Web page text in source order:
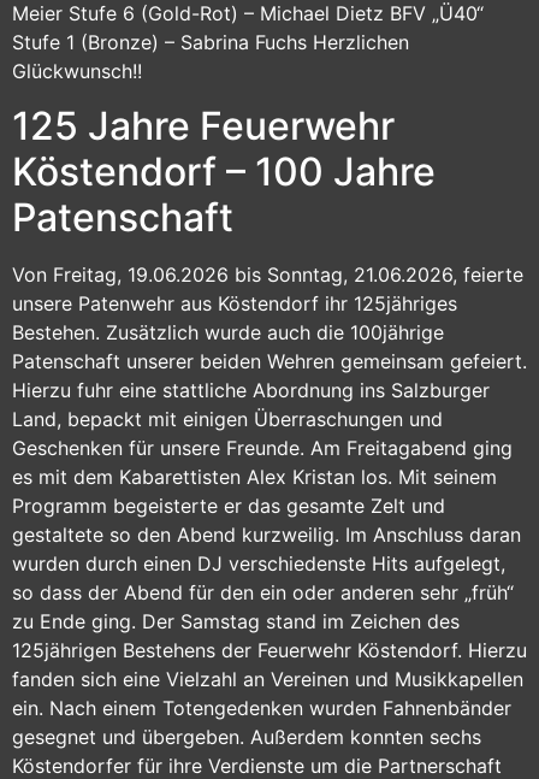
Meier Stufe 6 (Gold-Rot) – Michael Dietz BFV „Ü40“
Stufe 1 (Bronze) – Sabrina Fuchs Herzlichen
Glückwunsch!!
125 Jahre Feuerwehr
Köstendorf – 100 Jahre
Patenschaft
Von Freitag, 19.06.2026 bis Sonntag, 21.06.2026, feierte
unsere Patenwehr aus Köstendorf ihr 125jähriges
Bestehen. Zusätzlich wurde auch die 100jährige
Patenschaft unserer beiden Wehren gemeinsam gefeiert.
Hierzu fuhr eine stattliche Abordnung ins Salzburger
Land, bepackt mit einigen Überraschungen und
Geschenken für unsere Freunde. Am Freitagabend ging
es mit dem Kabarettisten Alex Kristan los. Mit seinem
Programm begeisterte er das gesamte Zelt und
gestaltete so den Abend kurzweilig. Im Anschluss daran
wurden durch einen DJ verschiedenste Hits aufgelegt,
so dass der Abend für den ein oder anderen sehr „früh“
zu Ende ging. Der Samstag stand im Zeichen des
125jährigen Bestehens der Feuerwehr Köstendorf. Hierzu
fanden sich eine Vielzahl an Vereinen und Musikkapellen
ein. Nach einem Totengedenken wurden Fahnenbänder
gesegnet und übergeben. Außerdem konnten sechs
Köstendorfer für ihre Verdienste um die Partnerschaft